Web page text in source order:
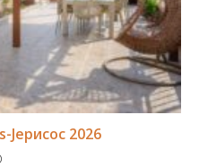
Јерисос 2026